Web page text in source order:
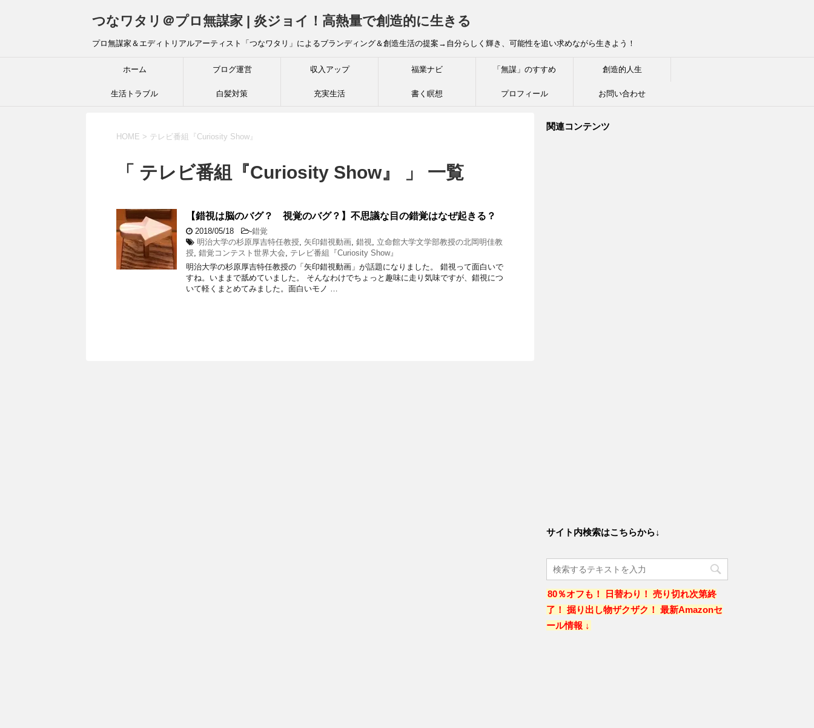
つなワタリ＠プロ無謀家 | 炎ジョイ！高熱量で創造的に生きる
プロ無謀家＆エディトリアルアーティスト「つなワタリ」によるブランディング＆創造生活の提案→自分らしく輝き、可能性を追い求めながら生きよう！
ホーム ブログ運営 収入アップ 福業ナビ 「無謀」のすすめ 創造的人生
生活トラブル 白髪対策 充実生活 書く瞑想 プロフィール お問い合わせ
HOME > テレビ番組『Curiosity Show』
「 テレビ番組『Curiosity Show』 」 一覧
【錯視は脳のバグ？ 視覚のバグ？】不思議な目の錯覚はなぜ起きる？
2018/05/18 -錯覚
明治大学の杉原厚吉特任教授, 矢印錯視動画, 錯視, 立命館大学文学部教授の北岡明佳教
授, 錯覚コンテスト世界大会, テレビ番組『Curiosity Show』
明治大学の杉原厚吉特任教授の「矢印錯視動画」が話題になりました。 錯視って面白いで
すね。いままで舐めていました。 そんなわけでちょっと趣味に走り気味ですが、錯視につ
いて軽くまとめてみました。面白いモノ …
関連コンテンツ
サイト内検索はこちらから↓
80％オフも！ 日替わり！ 売り切れ次第終
了！ 掘り出し物ザクザク！ 最新Amazonセ
ール情報 ↓